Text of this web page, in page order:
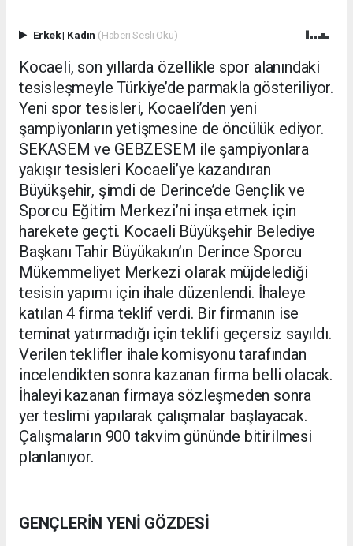
Erkek| Kadın (Haberi Sesli Oku)
Kocaeli, son yıllarda özellikle spor alanındaki
tesisleşmeyle Türkiye’de parmakla gösteriliyor.
Yeni spor tesisleri, Kocaeli’den yeni
şampiyonların yetişmesine de öncülük ediyor.
SEKASEM ve GEBZESEM ile şampiyonlara
yakışır tesisleri Kocaeli’ye kazandıran
Büyükşehir, şimdi de Derince’de Gençlik ve
Sporcu Eğitim Merkezi’ni inşa etmek için
harekete geçti. Kocaeli Büyükşehir Belediye
Başkanı Tahir Büyükakın’ın Derince Sporcu
Mükemmeliyet Merkezi olarak müjdelediği
tesisin yapımı için ihale düzenlendi. İhaleye
katılan 4 firma teklif verdi. Bir firmanın ise
teminat yatırmadığı için teklifi geçersiz sayıldı.
Verilen teklifler ihale komisyonu tarafından
incelendikten sonra kazanan firma belli olacak.
İhaleyi kazanan firmaya sözleşmeden sonra
yer teslimi yapılarak çalışmalar başlayacak.
Çalışmaların 900 takvim gününde bitirilmesi
planlanıyor.
GENÇLERİN YENİ GÖZDESİ